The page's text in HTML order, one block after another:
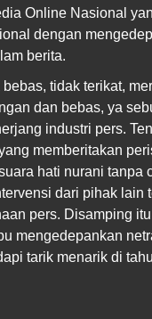
Online Nasional
dengan
berita.
tidak terikat,
dan bebas, ya
industri pers.
memberitakan
hati nurani tanpa
dari pihak lain
pers. Disamping
mengedepankan
tarik menarik di